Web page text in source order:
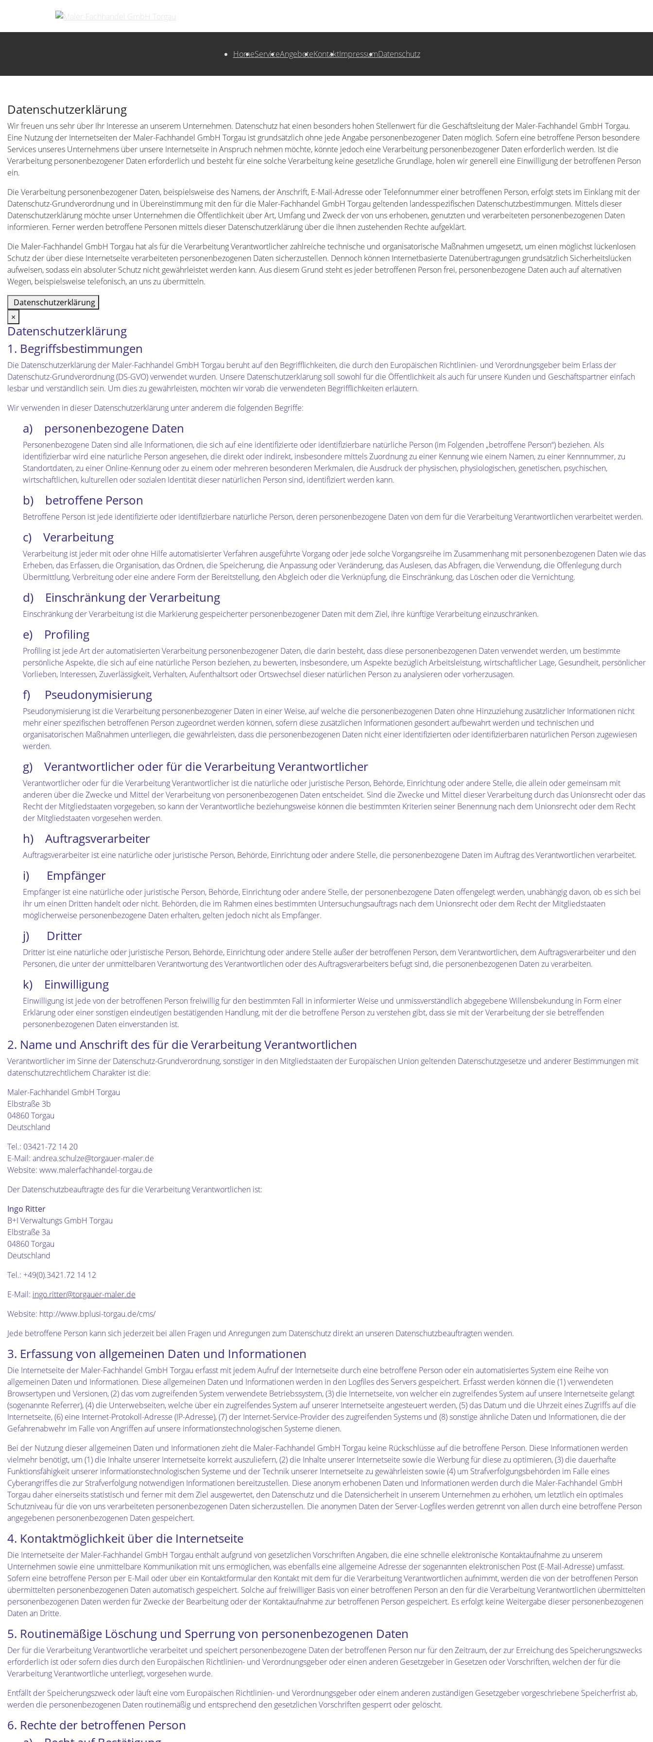
HomeServiceAngeboteKontaktImpressumDatenschutz
Datenschutzerklärung
Wir freuen uns sehr über Ihr Interesse an unserem Unternehmen. Datenschutz hat einen besonders hohen Stellenwert für die Geschäftsleitung der Maler-Fachhandel GmbH Torgau.
Eine Nutzung der Internetseiten der Maler-Fachhandel GmbH Torgau ist grundsätzlich ohne jede Angabe personenbezogener Daten möglich. Sofern eine betroffene Person besondere
Services unseres Unternehmens über unsere Internetseite in Anspruch nehmen möchte, könnte jedoch eine Verarbeitung personenbezogener Daten erforderlich werden. Ist die
Verarbeitung personenbezogener Daten erforderlich und besteht für eine solche Verarbeitung keine gesetzliche Grundlage, holen wir generell eine Einwilligung der betroffenen Person
ein.
Die Verarbeitung personenbezogener Daten, beispielsweise des Namens, der Anschrift, E-Mail-Adresse oder Telefonnummer einer betroffenen Person, erfolgt stets im Einklang mit der
Datenschutz-Grundverordnung und in Übereinstimmung mit den für die Maler-Fachhandel GmbH Torgau geltenden landesspezifischen Datenschutzbestimmungen. Mittels dieser
Datenschutzerklärung möchte unser Unternehmen die Öffentlichkeit über Art, Umfang und Zweck der von uns erhobenen, genutzten und verarbeiteten personenbezogenen Daten
informieren. Ferner werden betroffene Personen mittels dieser Datenschutzerklärung über die ihnen zustehenden Rechte aufgeklärt.
Die Maler-Fachhandel GmbH Torgau hat als für die Verarbeitung Verantwortlicher zahlreiche technische und organisatorische Maßnahmen umgesetzt, um einen möglichst lückenlosen
Schutz der über diese Internetseite verarbeiteten personenbezogenen Daten sicherzustellen. Dennoch können Internetbasierte Datenübertragungen grundsätzlich Sicherheitslücken
aufweisen, sodass ein absoluter Schutz nicht gewährleistet werden kann. Aus diesem Grund steht es jeder betroffenen Person frei, personenbezogene Daten auch auf alternativen
Wegen, beispielsweise telefonisch, an uns zu übermitteln.
Datenschutzerklärung
×
Datenschutzerklärung
1. Begriffsbestimmungen
Die Datenschutzerklärung der Maler-Fachhandel GmbH Torgau beruht auf den Begrifflichkeiten, die durch den Europäischen Richtlinien- und Verordnungsgeber beim Erlass der
Datenschutz-Grundverordnung (DS-GVO) verwendet wurden. Unsere Datenschutzerklärung soll sowohl für die Öffentlichkeit als auch für unsere Kunden und Geschäftspartner einfach
lesbar und verständlich sein. Um dies zu gewährleisten, möchten wir vorab die verwendeten Begrifflichkeiten erläutern.
Wir verwenden in dieser Datenschutzerklärung unter anderem die folgenden Begriffe:
a) personenbezogene Daten
Personenbezogene Daten sind alle Informationen, die sich auf eine identifizierte oder identifizierbare natürliche Person (im Folgenden „betroffene Person“) beziehen. Als
identifizierbar wird eine natürliche Person angesehen, die direkt oder indirekt, insbesondere mittels Zuordnung zu einer Kennung wie einem Namen, zu einer Kennnummer, zu
Standortdaten, zu einer Online-Kennung oder zu einem oder mehreren besonderen Merkmalen, die Ausdruck der physischen, physiologischen, genetischen, psychischen,
wirtschaftlichen, kulturellen oder sozialen Identität dieser natürlichen Person sind, identifiziert werden kann.
b) betroffene Person
Betroffene Person ist jede identifizierte oder identifizierbare natürliche Person, deren personenbezogene Daten von dem für die Verarbeitung Verantwortlichen verarbeitet werden.
c) Verarbeitung
Verarbeitung ist jeder mit oder ohne Hilfe automatisierter Verfahren ausgeführte Vorgang oder jede solche Vorgangsreihe im Zusammenhang mit personenbezogenen Daten wie das
Erheben, das Erfassen, die Organisation, das Ordnen, die Speicherung, die Anpassung oder Veränderung, das Auslesen, das Abfragen, die Verwendung, die Offenlegung durch
Übermittlung, Verbreitung oder eine andere Form der Bereitstellung, den Abgleich oder die Verknüpfung, die Einschränkung, das Löschen oder die Vernichtung.
d) Einschränkung der Verarbeitung
Einschränkung der Verarbeitung ist die Markierung gespeicherter personenbezogener Daten mit dem Ziel, ihre künftige Verarbeitung einzuschränken.
e) Profiling
Profiling ist jede Art der automatisierten Verarbeitung personenbezogener Daten, die darin besteht, dass diese personenbezogenen Daten verwendet werden, um bestimmte
persönliche Aspekte, die sich auf eine natürliche Person beziehen, zu bewerten, insbesondere, um Aspekte bezüglich Arbeitsleistung, wirtschaftlicher Lage, Gesundheit, persönlicher
Vorlieben, Interessen, Zuverlässigkeit, Verhalten, Aufenthaltsort oder Ortswechsel dieser natürlichen Person zu analysieren oder vorherzusagen.
f) Pseudonymisierung
Pseudonymisierung ist die Verarbeitung personenbezogener Daten in einer Weise, auf welche die personenbezogenen Daten ohne Hinzuziehung zusätzlicher Informationen nicht
mehr einer spezifischen betroffenen Person zugeordnet werden können, sofern diese zusätzlichen Informationen gesondert aufbewahrt werden und technischen und
organisatorischen Maßnahmen unterliegen, die gewährleisten, dass die personenbezogenen Daten nicht einer identifizierten oder identifizierbaren natürlichen Person zugewiesen
werden.
g) Verantwortlicher oder für die Verarbeitung Verantwortlicher
Verantwortlicher oder für die Verarbeitung Verantwortlicher ist die natürliche oder juristische Person, Behörde, Einrichtung oder andere Stelle, die allein oder gemeinsam mit
anderen über die Zwecke und Mittel der Verarbeitung von personenbezogenen Daten entscheidet. Sind die Zwecke und Mittel dieser Verarbeitung durch das Unionsrecht oder das
Recht der Mitgliedstaaten vorgegeben, so kann der Verantwortliche beziehungsweise können die bestimmten Kriterien seiner Benennung nach dem Unionsrecht oder dem Recht
der Mitgliedstaaten vorgesehen werden.
h) Auftragsverarbeiter
Auftragsverarbeiter ist eine natürliche oder juristische Person, Behörde, Einrichtung oder andere Stelle, die personenbezogene Daten im Auftrag des Verantwortlichen verarbeitet.
i) Empfänger
Empfänger ist eine natürliche oder juristische Person, Behörde, Einrichtung oder andere Stelle, der personenbezogene Daten offengelegt werden, unabhängig davon, ob es sich bei
ihr um einen Dritten handelt oder nicht. Behörden, die im Rahmen eines bestimmten Untersuchungsauftrags nach dem Unionsrecht oder dem Recht der Mitgliedstaaten
möglicherweise personenbezogene Daten erhalten, gelten jedoch nicht als Empfänger.
j) Dritter
Dritter ist eine natürliche oder juristische Person, Behörde, Einrichtung oder andere Stelle außer der betroffenen Person, dem Verantwortlichen, dem Auftragsverarbeiter und den
Personen, die unter der unmittelbaren Verantwortung des Verantwortlichen oder des Auftragsverarbeiters befugt sind, die personenbezogenen Daten zu verarbeiten.
k) Einwilligung
Einwilligung ist jede von der betroffenen Person freiwillig für den bestimmten Fall in informierter Weise und unmissverständlich abgegebene Willensbekundung in Form einer
Erklärung oder einer sonstigen eindeutigen bestätigenden Handlung, mit der die betroffene Person zu verstehen gibt, dass sie mit der Verarbeitung der sie betreffenden
personenbezogenen Daten einverstanden ist.
2. Name und Anschrift des für die Verarbeitung Verantwortlichen
Verantwortlicher im Sinne der Datenschutz-Grundverordnung, sonstiger in den Mitgliedstaaten der Europäischen Union geltenden Datenschutzgesetze und anderer Bestimmungen mit
datenschutzrechtlichem Charakter ist die:
Maler-Fachhandel GmbH Torgau
Elbstraße 3b
04860 Torgau
Deutschland
Tel.: 03421-72 14 20
E-Mail: andrea.schulze@torgauer-maler.de
Website: www.malerfachhandel-torgau.de
Der Datenschutzbeauftragte des für die Verarbeitung Verantwortlichen ist:
Ingo Ritter
B+I Verwaltungs GmbH Torgau
Elbstraße 3a
04860 Torgau
Deutschland
Tel.: +49(0).3421.72 14 12
E-Mail: ingo.ritter@torgauer-maler.de
Website: http://www.bplusi-torgau.de/cms/
Jede betroffene Person kann sich jederzeit bei allen Fragen und Anregungen zum Datenschutz direkt an unseren Datenschutzbeauftragten wenden.
3. Erfassung von allgemeinen Daten und Informationen
Die Internetseite der Maler-Fachhandel GmbH Torgau erfasst mit jedem Aufruf der Internetseite durch eine betroffene Person oder ein automatisiertes System eine Reihe von
allgemeinen Daten und Informationen. Diese allgemeinen Daten und Informationen werden in den Logfiles des Servers gespeichert. Erfasst werden können die (1) verwendeten
Browsertypen und Versionen, (2) das vom zugreifenden System verwendete Betriebssystem, (3) die Internetseite, von welcher ein zugreifendes System auf unsere Internetseite gelangt
(sogenannte Referrer), (4) die Unterwebseiten, welche über ein zugreifendes System auf unserer Internetseite angesteuert werden, (5) das Datum und die Uhrzeit eines Zugriffs auf die
Internetseite, (6) eine Internet-Protokoll-Adresse (IP-Adresse), (7) der Internet-Service-Provider des zugreifenden Systems und (8) sonstige ähnliche Daten und Informationen, die der
Gefahrenabwehr im Falle von Angriffen auf unsere informationstechnologischen Systeme dienen.
Bei der Nutzung dieser allgemeinen Daten und Informationen zieht die Maler-Fachhandel GmbH Torgau keine Rückschlüsse auf die betroffene Person. Diese Informationen werden
vielmehr benötigt, um (1) die Inhalte unserer Internetseite korrekt auszuliefern, (2) die Inhalte unserer Internetseite sowie die Werbung für diese zu optimieren, (3) die dauerhafte
Funktionsfähigkeit unserer informationstechnologischen Systeme und der Technik unserer Internetseite zu gewährleisten sowie (4) um Strafverfolgungsbehörden im Falle eines
Cyberangriffes die zur Strafverfolgung notwendigen Informationen bereitzustellen. Diese anonym erhobenen Daten und Informationen werden durch die Maler-Fachhandel GmbH
Torgau daher einerseits statistisch und ferner mit dem Ziel ausgewertet, den Datenschutz und die Datensicherheit in unserem Unternehmen zu erhöhen, um letztlich ein optimales
Schutzniveau für die von uns verarbeiteten personenbezogenen Daten sicherzustellen. Die anonymen Daten der Server-Logfiles werden getrennt von allen durch eine betroffene Person
angegebenen personenbezogenen Daten gespeichert.
4. Kontaktmöglichkeit über die Internetseite
Die Internetseite der Maler-Fachhandel GmbH Torgau enthält aufgrund von gesetzlichen Vorschriften Angaben, die eine schnelle elektronische Kontaktaufnahme zu unserem
Unternehmen sowie eine unmittelbare Kommunikation mit uns ermöglichen, was ebenfalls eine allgemeine Adresse der sogenannten elektronischen Post (E-Mail-Adresse) umfasst.
Sofern eine betroffene Person per E-Mail oder über ein Kontaktformular den Kontakt mit dem für die Verarbeitung Verantwortlichen aufnimmt, werden die von der betroffenen Person
übermittelten personenbezogenen Daten automatisch gespeichert. Solche auf freiwilliger Basis von einer betroffenen Person an den für die Verarbeitung Verantwortlichen übermittelten
personenbezogenen Daten werden für Zwecke der Bearbeitung oder der Kontaktaufnahme zur betroffenen Person gespeichert. Es erfolgt keine Weitergabe dieser personenbezogenen
Daten an Dritte.
5. Routinemäßige Löschung und Sperrung von personenbezogenen Daten
Der für die Verarbeitung Verantwortliche verarbeitet und speichert personenbezogene Daten der betroffenen Person nur für den Zeitraum, der zur Erreichung des Speicherungszwecks
erforderlich ist oder sofern dies durch den Europäischen Richtlinien- und Verordnungsgeber oder einen anderen Gesetzgeber in Gesetzen oder Vorschriften, welchen der für die
Verarbeitung Verantwortliche unterliegt, vorgesehen wurde.
Entfällt der Speicherungszweck oder läuft eine vom Europäischen Richtlinien- und Verordnungsgeber oder einem anderen zuständigen Gesetzgeber vorgeschriebene Speicherfrist ab,
werden die personenbezogenen Daten routinemäßig und entsprechend den gesetzlichen Vorschriften gesperrt oder gelöscht.
6. Rechte der betroffenen Person